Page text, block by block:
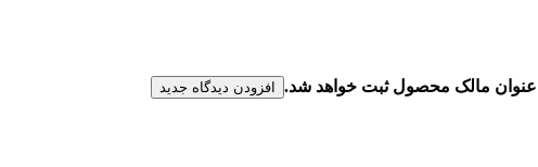
عنوان مالک محصول ثبت خواهد شد. افزودن دیدگاه جدید